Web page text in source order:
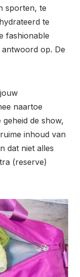
sporten, te
te
fashionable
op. De
naartoe
geheid de show,
inhoud van
dat niet alles
(reserve)